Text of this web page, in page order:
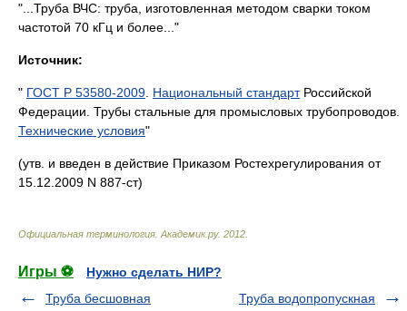
"...Труба ВЧС: труба, изготовленная методом сварки током
частотой 70 кГц и более..."
Источник:
" ГОСТ Р 53580-2009 Национальный стандартРоссийской
Федерации. Трубы стальные для промысловых трубопроводов.
Технические условия"
(утв. и введен в действие Приказом Ростехрегулирования от
15.12.2009 N 887-ст)
Официальная терминология Академик.ру. 2012
Игры ⚽
Нужно сделать НИР?
Труба бесшовная
Труба водопропускная